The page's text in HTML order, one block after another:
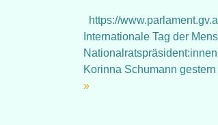
https://
Internationale Tag der
Korinna Schumann
»